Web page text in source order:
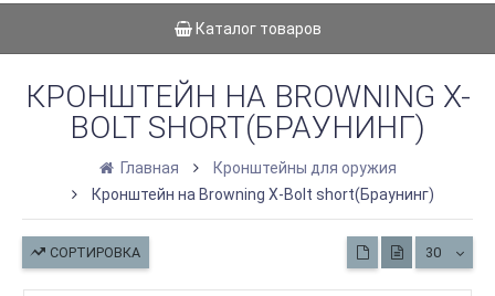
Каталог товаров
КРОНШТЕЙН НА BROWNING X-
BOLT SHORT(БРАУНИНГ)
Главная
Кронштейны для оружия
Кронштейн на Browning X-Bolt short(Браунинг)
СОРТИРОВКА 30